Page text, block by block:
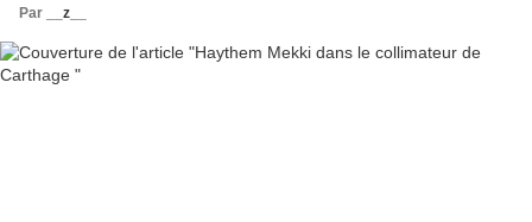
Par
__z__